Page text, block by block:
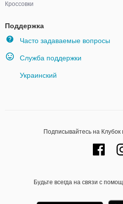
Кроссовки
Поддержка
Часто задаваемые вопросы
Служба поддержки
Украинский
Подписывайтесь на Клубок
Будьте всегда на связи с